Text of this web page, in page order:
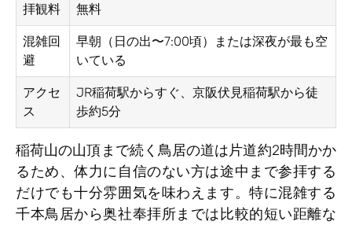
拝観料 無料
混雑回
避
早朝（日の出〜7:00頃）または深夜が最も空
いている
アクセ
ス
JR稲荷駅からすぐ、京阪伏見稲荷駅から徒
歩約5分
稲荷山の山頂まで続く鳥居の道は片道約2時間かか
るため、体力に自信のない方は途中まで参拝する
だけでも十分雰囲気を味わえます。特に混雑する
千本鳥居から奥社奉拝所までは比較的短い距離な